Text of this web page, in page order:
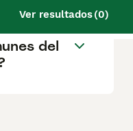
Ver resultados(0)
del